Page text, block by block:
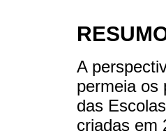
A
permeia os
das
criadas em